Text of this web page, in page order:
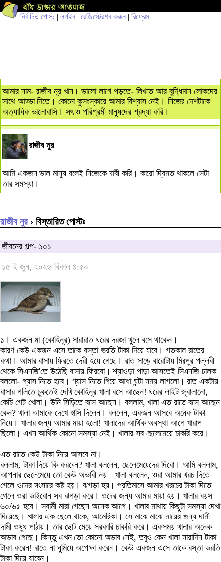
নির্বাচিত পোস্ট| লগইন | রেজিস্ট্রেশন করুন | রিফ্রেস
আমার নাম- রাজীব নূর খান। ভালো লাগে পড়তে- লিখতে আর বুদ্ধিমান লোকদের
সাথে আড্ডা দিতে। কোনো কুসংস্কারে আমার বিশ্বাস নেই। নিজের দেশটাকে
অত্যাধিক ভালোবাসি। সৎ ও পরিশ্রমী মানুষদের শ্রদ্ধা করি।
রাজীব নুর
আমি একজন ভাল মানুষ বলেই নিজেকে দাবী করি। কারো দ্বিমত থাকলে সেটা
তার সমস্যা।
রাজীব নুর› বিস্তারিত পোস্টঃ
জীবনের গল্প- ১০১
১৫ ই জুন, ২০২৬ বিকাল ৪:৫০
১। একজন মা (কোহিনূর) সারারাত ঘরের দরজা খুলে বসে থাকেন।
কারণ কেউ একজন এসে তাকে বস্তা ভরতি টাকা দিয়ে যাবে। গতকাল রাতের
কথা। আমার বাসায় ফিরতে দেরী হয়ে গেছে। রাত সাড়ে বারোটায় মিরপুর পল্লবী
থেকে সিএনজি'তে উঠেছি বাসায় ফিরবো। শ্যাওড়া পাড়া আসতেই সিএনজি চালক
বললো- গ্যাস নিতে হবে। গ্যাস নিতে গিয়ে আধা ঘন্টা সময় লাগলো। রাত একটায়
বাসার গলিতে ঢুকতেই দেখি কোহিনূর খালা বসে আছেন! ঘরের লাইট জ্বালানো,
কেচি গেট খোলা। উনি সিড়িতে বসে আছেন। বললাম, খালা এত রাতে বসে আছেন
কেন? খালা আমাকে দেখে হাসি দিলেন। বললেন, একজন আসবে অনেক টাকা
নিয়ে। খালার জন্য আমার মায়া হলো! খালাদের আর্থিক অবস্থা আগে খারাপ
ছিলো। এখন আর্থিক কোনো সমস্যা নেই। খালার সব ছেলেমেয়ে চাকরি করে।
এত রাতে কেউ টাকা নিয়ে আসবে না।
বললাম, টাকা দিয়ে কি করবেন? খালা বললেন, ছেলেমেয়েদের দিবো। আমি বললাম,
আপনার ছেলেমেয়ে তো কেউ অভাবী নয়। খালা বললেন, ওরা আমার খরচ দিতে
গেলে ওদের সংসারে কষ্ট হয়। ঝগড়া হয়। প্রতিমাসে আমার খরচের টাকা দিতে
গেলে ওরা ভাইবোন সব ঝগড়া করে। ওদের জন্য আমার মায়া হয়। খালার বয়স
৬০/৬৫ হবে। স্বামী মারা গেছেন অনেক আগে। খালার মাথায় কিছুটা সমস্যা দেখা
দিয়েছে। খালার এক ছেলে থাকে, আমেরিকা। সে মাঝে মাঝে মায়ের জন্য দামী
দামী ওষুধ পাঠায়। তার ছোট মেয়ে সরকারি চাকরি করে। একসময় খালার অনেক
অভাব গেছে। কিন্তু এখন তো কোনো অভাব নেই, তবুও কেন খালা সারাদিন টাকা
টাকা করেন! রাতে না ঘুমিয়ে অপেক্ষা করেন। কেউ একজন এসে তাকে বস্তা ভরতি
টাকা দিয়ে যাবেন।